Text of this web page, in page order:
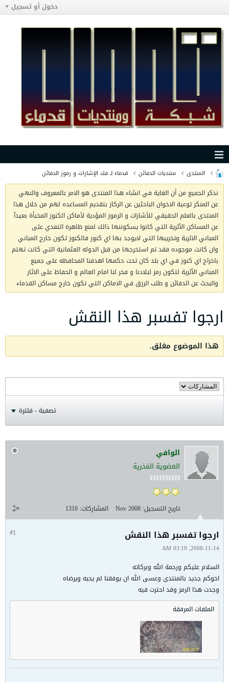
دخول أو تسجيل
المنتدى منتديات الدفائن قدماء لـ فك الإشارات و رموز الدفائن
نذكر الجميع من أن الغاية في انشاء هذا المنتدى هو الامر بالمعروف والنهي
عن المنكر توعية الاخوان الباحثين عن الركاز بتقديم المساعده لهم من خلال هذا
المنتدى بالعلم الحقيقي للأشارات و الرموز المؤدية لأماكن الكنوز المخبأة بعيدآ
عن المساكن الأثرية التي كانوا يسكوننها ذالك لمنع ظاهرة التعدي على
المباني الاثرية وتخريبها التي لايوجد بها اي كنوز فالكنوز تكون خارج المباني
وان كانت موجوده فقد تم استخرجها من قبل الدوله العثمانية التي كانت تهتم
باخراج اي كنوز في اي بلد كان تحت حكمها اهدفنا المحافظه على جميع
المباني الأثرية لتكون رمز لبلادنا و فخر لنا امام العالم و الحفاظ على الاثار
والبحث عن الدفائن و طلب الرزق في الاماكن التي تكون خارج مساكن القدماء
ارجوا تفسبر هذا النقش
هذا الموضوع مغلق.
تصفية - فلترة
الوافي
العضوية الفخرية
تاريخ التسجيل: Nov 2008 المشاركات: 1310
#1 ارجوا تفسبر هذا النقش
2008-11-14, 03:19 AM
السلام عليكم ورحمة الله وبركاته
اخوكم جديد بالمنتدى وعسى الله ان يوفقنا لم يحبه ويرضاه
وجدت هذا الرمز وقد احترت فيه
الملفات المرفقة